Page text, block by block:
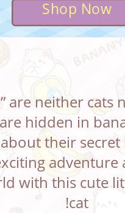
Shop Now
are neither cats
hidden in
their secret
adventure
with this cute
cat!